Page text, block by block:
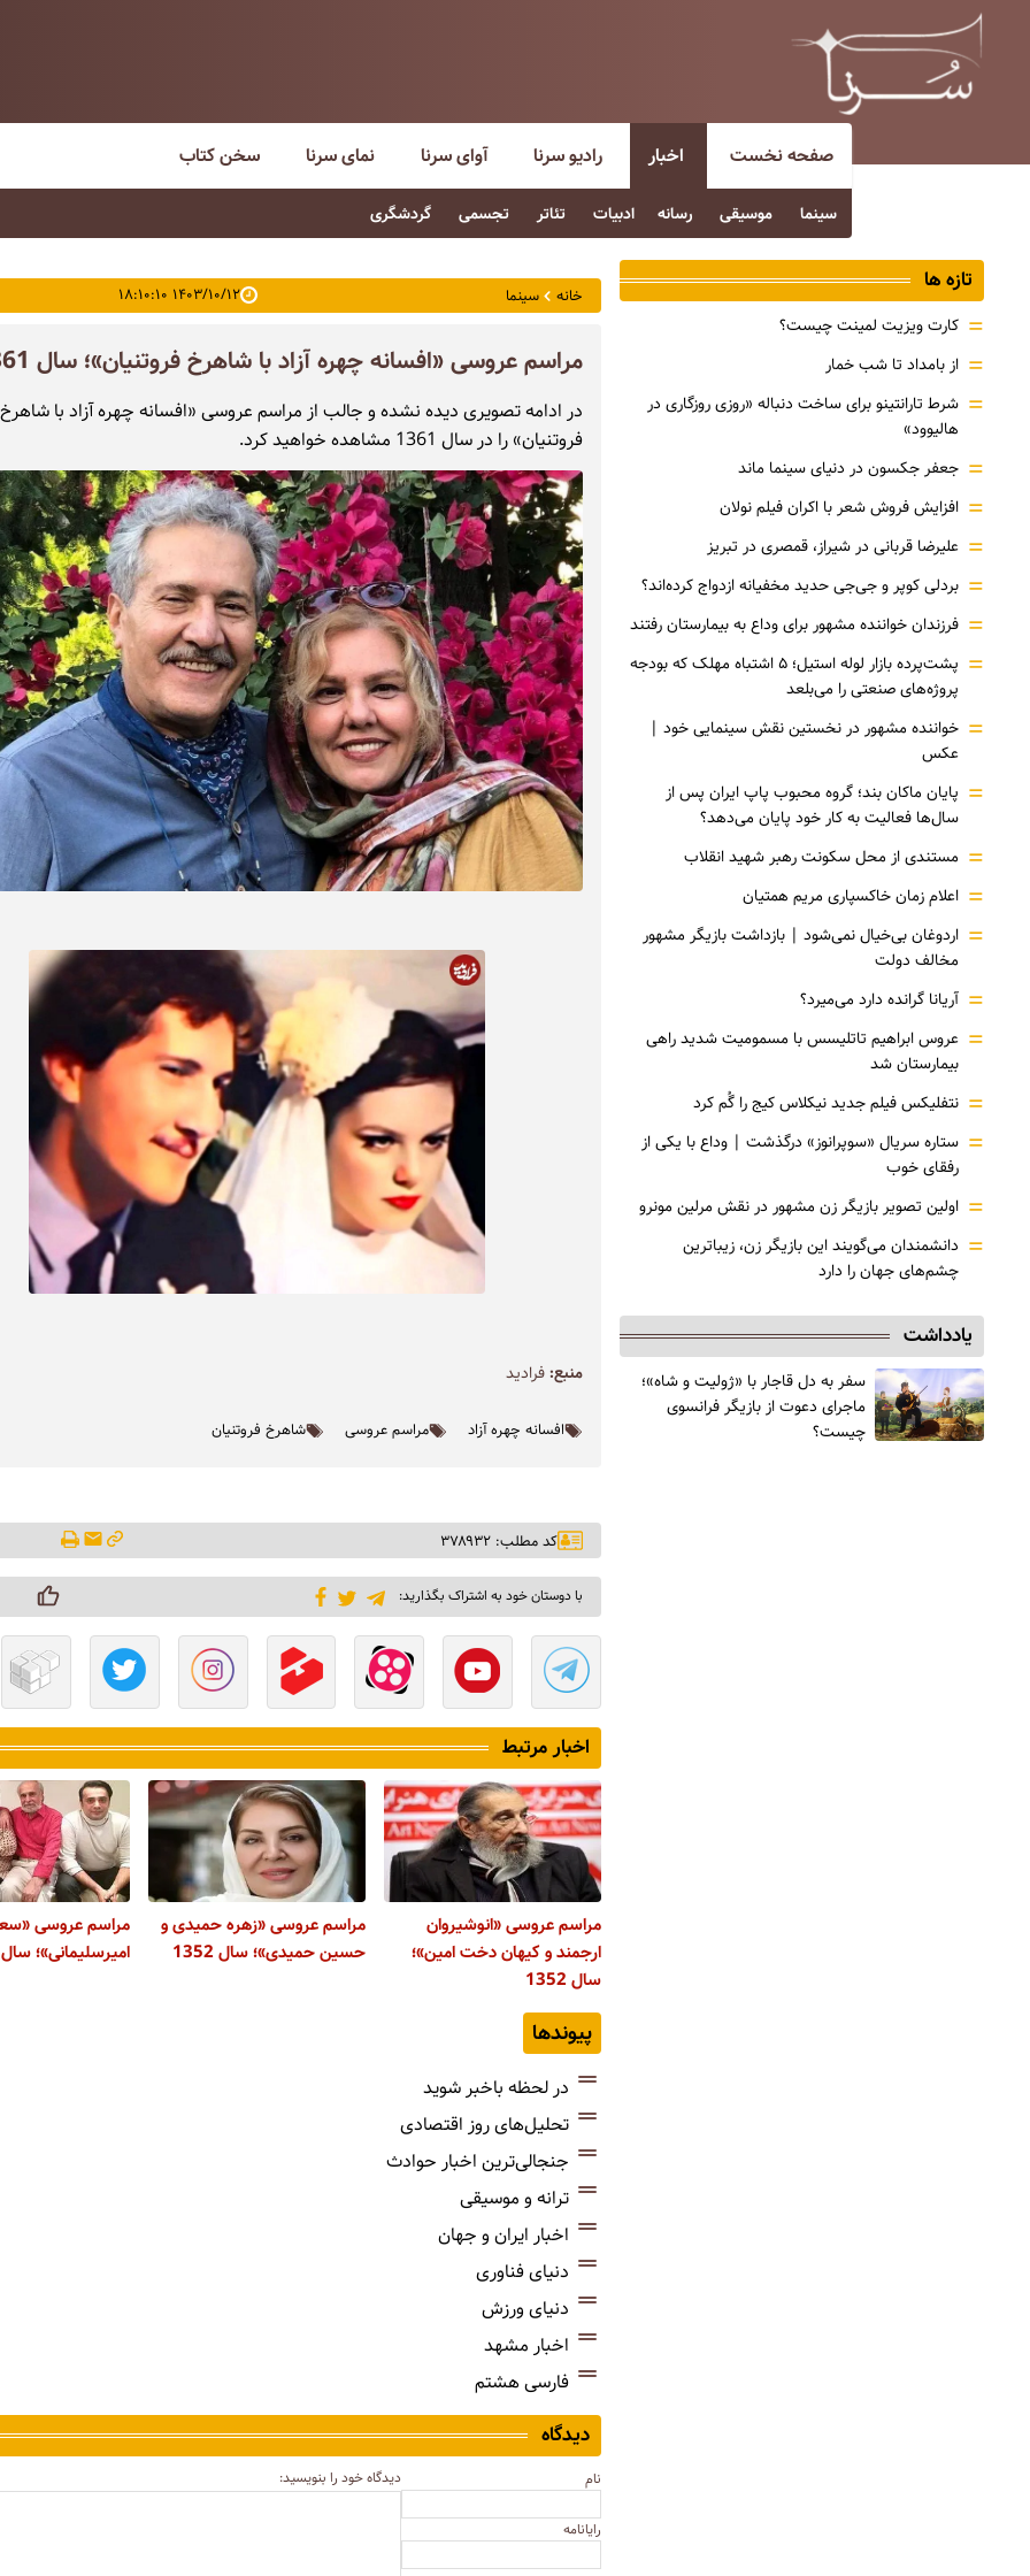
صفحه نخست اخبار
سینما موسیقی رسانه ادبیات تئاتر تجسمی گردشگری
رادیو سرنا آوای سرنا نمای سرنا سخن کتاب
خانه سینما ۱۴۰۳/۱۰/۱۲ ۱۸:۱۰:۱۰
مراسم عروسی «افسانه چهره آزاد با شاهرخ فروتنیان»؛ سال 1361
در ادامه تصویری دیده نشده و جالب از مراسم عروسی «افسانه چهره آزاد با شاهرخ
فروتنیان» را در سال 1361 مشاهده خواهید کرد.
منبع:فرادید
افسانه چهره آزاد مراسم عروسی شاهرخ فروتنیان
کد مطلب: ۳۷۸۹۳۲
با دوستان خود به اشتراک بگذارید:
اخبار مرتبط
مراسم عروسی «انوشیروان
ارجمند و کیهان دخت امین»؛
سال 1352
مراسم عروسی «زهره حمیدی و
حسین حمیدی»؛ سال 1352
مراسم عروسی
امیرسلیمانی»؛ سال
پیوندها
در لحظه باخبر شوید
تحلیل‌های روز اقتصادی
جنجالی‌ترین اخبار حوادث
ترانه و موسیقی
اخبار ایران و جهان
دنیای فناوری
دنیای ورزش
اخبار مشهد
فارسی هشتم
دیدگاه
نام
رایانامه
دیدگاه خود را بنویسید:
تازه ها
= کارت ویزیت لمینت چیست؟
= از بامداد تا شب خمار
= شرط تارانتینو برای ساخت دنباله «روزی روزگاری در
هالیوود»
= جعفر جکسون در دنیای سینما ماند
= افزایش فروش شعر با اکران فیلم نولان
= علیرضا قربانی در شیراز، قمصری در تبریز
= بردلی کوپر و جی‌جی حدید مخفیانه ازدواج کرده‌اند؟
= فرزندان خواننده مشهور برای وداع به بیمارستان رفتند
=
پشت‌پرده بازار لوله استیل؛ ۵ اشتباه مهلک که بودجه
پروژه‌های صنعتی را می‌بلعد
= خواننده مشهور در نخستین نقش سینمایی خود |‌
عکس
= پایان ماکان بند؛ گروه محبوب پاپ ایران پس از
سال‌ها فعالیت به کار خود پایان می‌دهد؟
= مستندی از محل سکونت رهبر شهید انقلاب
= اعلام زمان خاکسپاری مریم همتیان
= اردوغان بی‌خیال نمی‌شود | بازداشت بازیگر مشهور
مخالف دولت
= آریانا گرانده دارد می‌میرد؟
= عروس ابراهیم تاتلیسس با مسمومیت شدید راهی
بیمارستان شد
= نتفلیکس فیلم جدید نیکلاس کیج را گُم کرد
= ستاره سریال «سوپرانوز» درگذشت | وداع با یکی از
رفقای خوب
= اولین تصویر بازیگر زن مشهور در نقش مرلین مونرو
= دانشمندان می‌گویند این بازیگر زن، زیباترین
چشم‌های جهان را دارد
یادداشت
سفر به دل قاجار با «ژولیت و شاه»؛
ماجرای دعوت از ‌بازیگر فرانسوی
چیست؟